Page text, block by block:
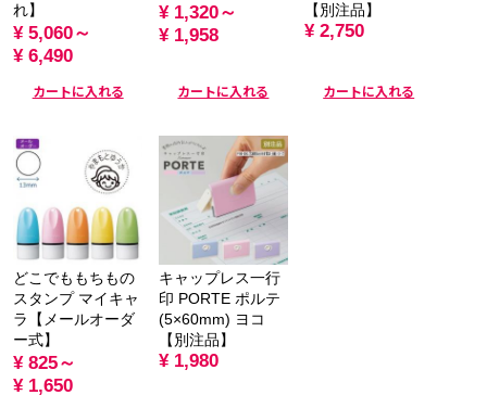
れ】
¥ 5,060～
¥ 6,490
カートに入れる
¥ 1,320～
¥ 1,958
カートに入れる
【別注品】
¥ 2,750
カートに入れる
どこでももちもの
スタンプ マイキャ
ラ【メールオーダ
ー式】
¥ 825～
¥ 1,650
キャップレス一行
印 PORTE ポルテ
(5×60mm) ヨコ
【別注品】
¥ 1,980